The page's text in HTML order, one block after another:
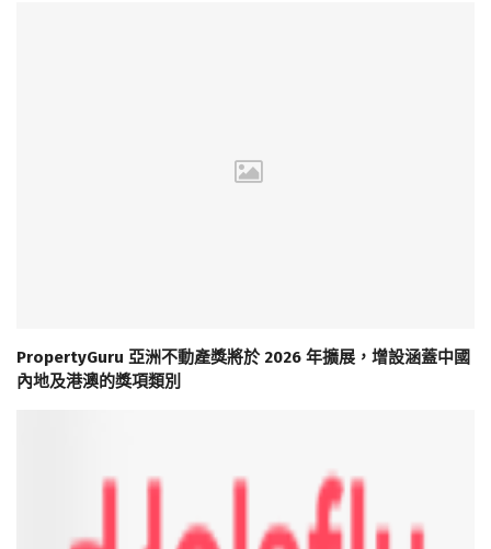
PropertyGuru 亞洲不動產獎將於 2026 年擴展，增設涵蓋中國
內地及港澳的獎項類別